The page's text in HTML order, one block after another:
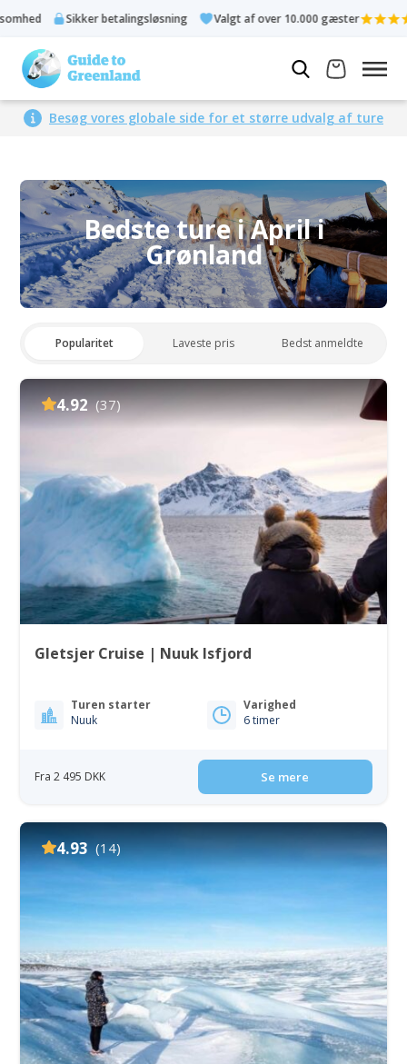
betalingsløsning Valgt af over 10.000 gæster Bedømt 4,3
Besøg vores globale side for et større udvalg af ture
Bedste ture i April i
Grønland
Popularitet Laveste pris Bedst anmeldte
4.92 (37)
Gletsjer Cruise | Nuuk Isfjord
Turen starter
Nuuk
Varighed
6 timer
Fra 2 495 DKK Se mere
4.93 (14)